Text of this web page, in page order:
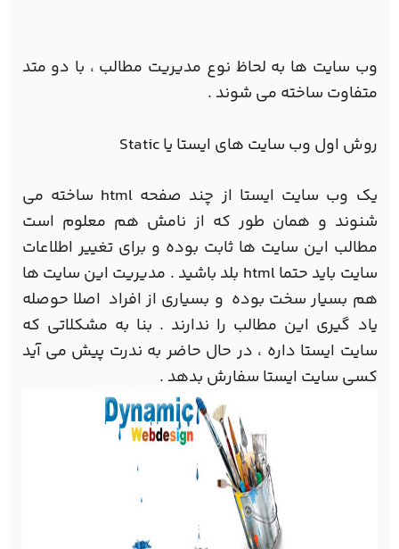
وب سایت ها به لحاظ نوع مدیریت مطالب ، با دو متد
متفاوت ساخته می شوند .
روش اول وب سایت های ایستا یا Static
یک وب سایت ایستا از چند صفحه html ساخته می
شنوند و همان طور که از نامش هم معلوم است
مطالب این سایت ها ثابت بوده و برای تغییر اطلاعات
سایت باید حتما html بلد باشید . مدیریت این سایت ها
هم بسیار سخت بوده و بسیاری از افراد اصلا حوصله
یاد گیری این مطالب را ندارند . بنا به مشکلاتی که
سایت ایستا داره ، در حال حاضر به ندرت پیش می آید
کسی سایت ایستا سفارش بدهد .